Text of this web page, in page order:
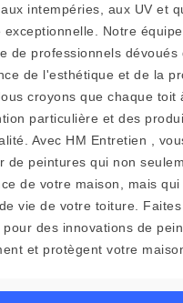
intempéries, aux UV et
exceptionnelle. Notre
de professionnels dévoués
de l'esthétique et de la
croyons que chaque toit
particulière et des
Avec HM Entretien ,
de peintures qui non
de votre maison, mais
vie de votre toiture.
pour des innovations de
et protègent votre